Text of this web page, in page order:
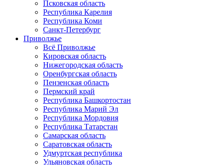
Псковская область
Республика Карелия
Республика Коми
Санкт-Петербург
Приволжье
Всё Приволжье
Кировская область
Нижегородская область
Оренбургская область
Пензенская область
Пермский край
Республика Башкортостан
Республика Марий Эл
Республика Мордовия
Республика Татарстан
Самарская область
Саратовская область
Удмуртская республика
Ульяновская область